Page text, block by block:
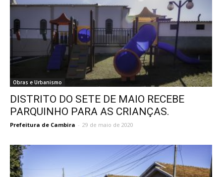
Obras e Urbanismo
DISTRITO DO SETE DE MAIO RECEBE
PARQUINHO PARA AS CRIANÇAS.
Prefeitura de Cambira - 29 de maio de 2020